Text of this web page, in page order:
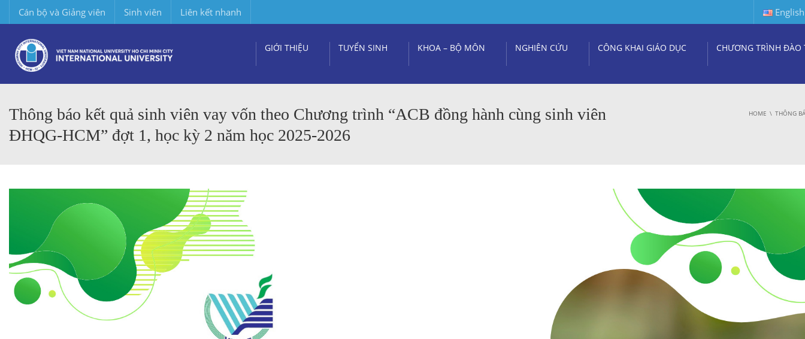
Cán bộ và Giảng viên Sinh viên Liên kết nhanh English
GIỚI THIỆU TUYỂN SINH KHOA – BỘ MÔN NGHIÊN CỨU CÔNG KHAI GIÁO DỤC CHƯƠNG TRÌNH ĐÀO
Thông báo kết quả sinh viên vay vốn theo Chương trình “ACB đồng hành cùng sinh viên
ĐHQG-HCM” đợt 1, học kỳ 2 năm học 2025-2026
HOME THÔNG